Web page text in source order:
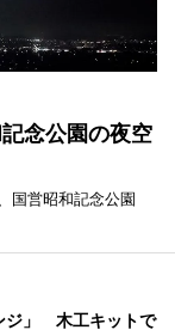
念公園の夜空
国営昭和記念公園
ジ」 木工キットで